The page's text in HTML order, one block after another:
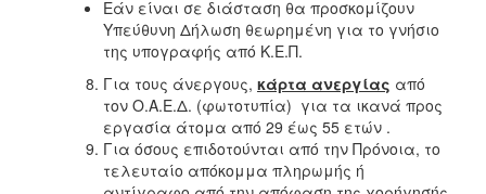
ΠΟΛΙΤΙΣΜΟΣ
Εάν είναι σε διάσταση θα προσκομίζουν
Υπεύθυνη Δήλωση θεωρημένη για το γνήσιο
της υπογραφής από Κ.Ε.Π.
Για τους άνεργους, κάρτα ανεργίας από
τον Ο.Α.Ε.Δ. (φωτοτυπία) για τα ικανά προς
εργασία άτομα από 29 έως 55 ετών .
Για όσους επιδοτούνται από την Πρόνοια, το
τελευταίο απόκομμα πληρωμής ή